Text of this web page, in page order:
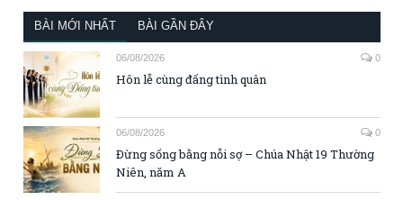
BÀI MỚI NHẤT BÀI GẦN ĐÂY
06/08/2026 0
Hôn lễ cùng đấng tình quân
06/08/2026 0
Đừng sống bằng nỗi sợ – Chúa Nhật 19 Thường
Niên, năm A